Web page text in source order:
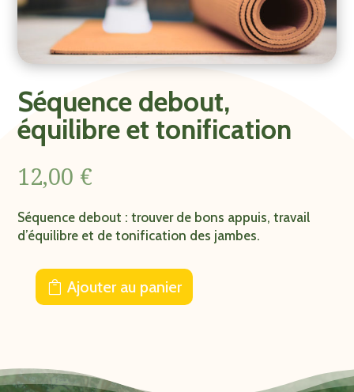
Séquence debout,
équilibre et tonification
12,00 €
Séquence debout : trouver de bons appuis, travail
d’équilibre et de tonification des jambes.
quantité
équilibre
et
Ajouter au panier